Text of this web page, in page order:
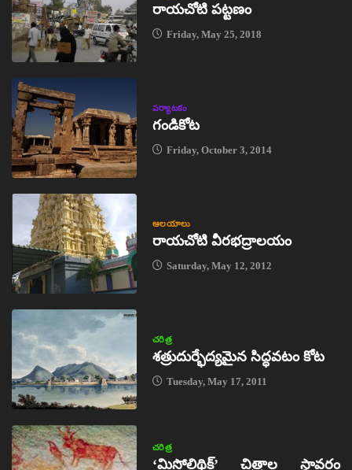
రాయచోటి పట్టణం
Friday, May 25, 2018
పర్యాటకం
గండికోట
Friday, October 3, 2014
ఆలయాలు
రాయచోటి వీరభద్రాలయం
Saturday, May 12, 2012
చరిత్ర
శత్రుదుర్భేద్యమైన సిద్ధవటం కోట
Tuesday, May 17, 2011
చరిత్ర
‘మిసోలిథిక్‌’ చిత్రాల స్థావరం